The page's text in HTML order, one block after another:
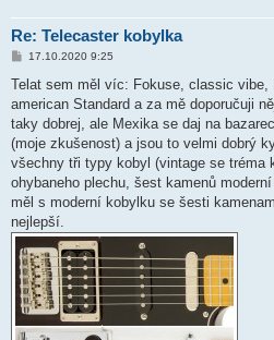
Re: Telecaster kobylka
P
í
p
ě
e
k
17.10.2020 9:25
Telat sem měl víc: Fokuse, classic
american Standard a za mě doporučuji
taky dobrej, ale Mexika se daj na
(moje zkušenost) a jsou to velmi dobrý
všechny tři typy kobyl (vintage se tréma
ohybaneho plechu, šest kamenů
měl s moderní kobylku se šesti
nejlepší.